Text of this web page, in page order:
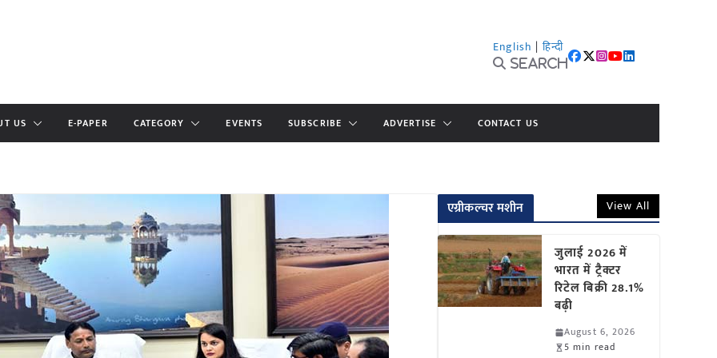
English | हिन्दी
Search
US E-PAPER CATEGORY EVENTS SUBSCRIBE ADVERTISE CONTACT US
एग्रीकल्चर मशीन View All
जुलाई 2026 में
भारत में ट्रैक्टर
रिटेल बिक्री 28.1%
बढ़ी
August 6, 2026
5 min read